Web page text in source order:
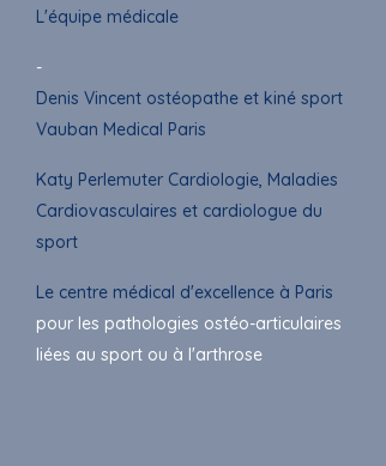
L'équipe médicale
-
Denis Vincent ostéopathe et kiné sport
Vauban Medical Paris
Katy Perlemuter Cardiologie, Maladies
Cardiovasculaires et cardiologue du
sport
Le centre médical d'excellence à Paris
pour les pathologies ostéo-articulaires
liées au sport ou à l'arthrose